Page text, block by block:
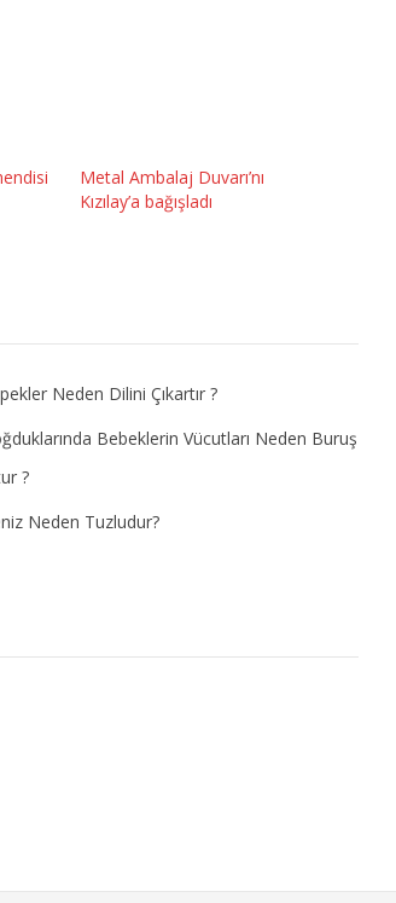
Metal Ambalaj Duvarı’nı
Kızılay’a bağışladı
Neden Dilini Çıkartır ?
Bebeklerin Vücutları Neden Buruş
?
Neden Tuzludur?